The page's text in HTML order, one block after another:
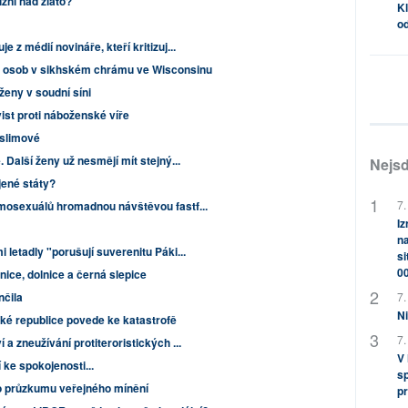
z médií novináře, kteří kritizuj...
v sikhském chrámu ve Wisconsinu
v soudní síni
proti náboženské víře
ženy už nesmějí mít stejný...
státy?
hromadnou návštěvou fastf...
letadly "porušují suverenitu Páki...
dolnice a černá slepice
republice povede ke katastrofě
zneužívání protiteroristických ...
spokojenosti...
průzkumu veřejného mínění
V